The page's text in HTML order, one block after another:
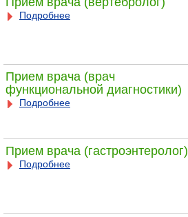
Подробнее
Прием врача (врач
функциональной диагностики)
Подробнее
Прием врача (гастроэнтеролог)
Подробнее